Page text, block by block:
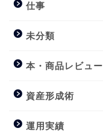
仕事
未分類
本・商品レビュー
資産形成術
運用実績